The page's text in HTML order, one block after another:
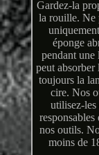
Gardez-la
la rouille. Ne
éponge
pendant
peut
toujours la
cire. Nos
utilisez-les
nos outils.
moins de